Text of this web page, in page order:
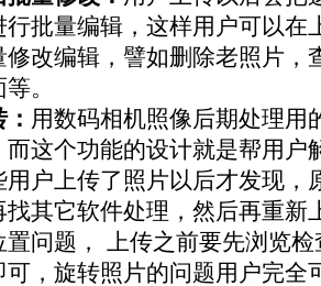
行批量编辑，这样用户可以在
修改编辑，譬如删除老照片，
。
用数码相机照像后期处理用
而这个功能的设计就是帮用户
用户上传了照片以后才发现，
找其它软件处理，然后再重新
置问题， 上传之前要先浏览
可，旋转照片的问题用户完全